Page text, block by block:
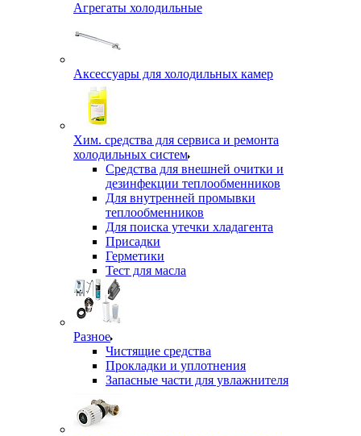
Агрегаты холодильные
Аксессуары для холодильных камер
Хим. средства для сервиса и ремонта
холодильных систем
Средства для внешней очитки и
дезинфекции теплообменников
Для внутренней промывки
теплообменников
Для поиска утечки хладагента
Присадки
Герметики
Тест для масла
Разное
Чистящие средства
Прокладки и уплотнения
Запасные части для увлажнителя